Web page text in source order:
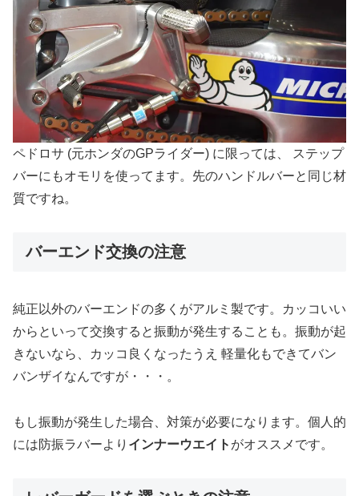
ペドロサ (元ホンダのGPライダー) に限っては、 ステップ
バーにもオモリを使ってます。先のハンドルバーと同じ材
質ですね。
バーエンド交換の注意
純正以外のバーエンドの多くがアルミ製です。カッコいい
からといって交換すると振動が発生することも。振動が起
きないなら、カッコ良くなったうえ 軽量化もできてバン
バンザイなんですが・・・。
もし振動が発生した場合、対策が必要になります。個人的
には防振ラバーより インナーウエイト がオススメです。